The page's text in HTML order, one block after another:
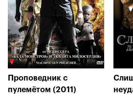
Проповедник с
пулемётом (2011)